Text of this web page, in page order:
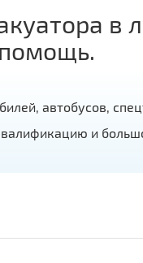
в
автобусов,
и